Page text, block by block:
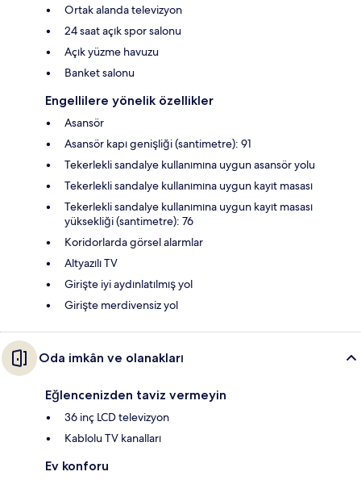
Ortak alanda televizyon
24 saat açık spor salonu
Açık yüzme havuzu
Banket salonu
Engellilere yönelik özellikler
Asansör
Asansör kapı genişliği (santimetre): 91
Tekerlekli sandalye kullanımına uygun asansör yolu
Tekerlekli sandalye kullanımına uygun kayıt masası
Tekerlekli sandalye kullanımına uygun kayıt masası
yüksekliği (santimetre): 76
Koridorlarda görsel alarmlar
Altyazılı TV
Girişte iyi aydınlatılmış yol
Girişte merdivensiz yol
Oda imkân ve olanakları
Eğlencenizden taviz vermeyin
36 inç LCD televizyon
Kablolu TV kanalları
Ev konforu